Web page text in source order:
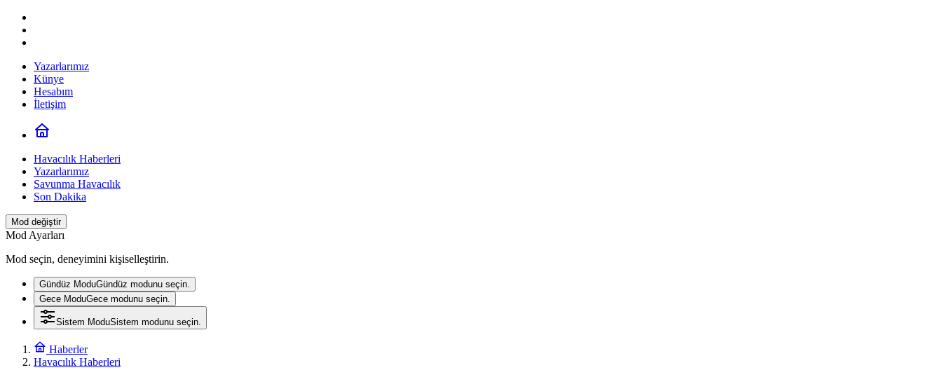
Yazarlarımız
Künye
Hesabım
İletişim
Havacılık Haberleri
Yazarlarımız
Savunma Havacılık
Son Dakika
Mod değiştir
Mod Ayarları
Mod seçin, deneyimini kişiselleştirin.
Gündüz ModuGündüz modunu seçin.
Gece ModuGece modunu seçin.
Sistem ModuSistem modunu seçin.
Haberler
Havacılık Haberleri